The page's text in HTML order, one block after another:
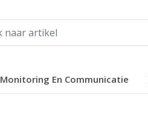
Monitoring En Communicatie